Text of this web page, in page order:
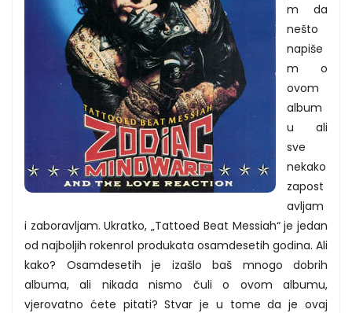
m da
nešto
napiše
m o
ovom
album
u ali
sve
nekako
zapost
avljam
i zaboravljam. Ukratko, „Tattoed Beat Messiah“ je jedan
od najboljih rokenrol produkata osamdesetih godina. Ali
kako? Osamdesetih je izašlo baš mnogo dobrih
albuma, ali nikada nismo čuli o ovom albumu,
vjerovatno ćete pitati? Stvar je u tome da je ovaj